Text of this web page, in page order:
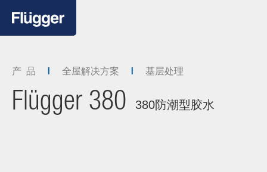
产 品 全屋解决方案 基层处理
Flügger 380 380防潮型胶水